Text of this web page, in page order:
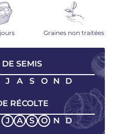
Graines non traitées
SEMIS
J A S O N D
RÉCOLTE
J A S O N D